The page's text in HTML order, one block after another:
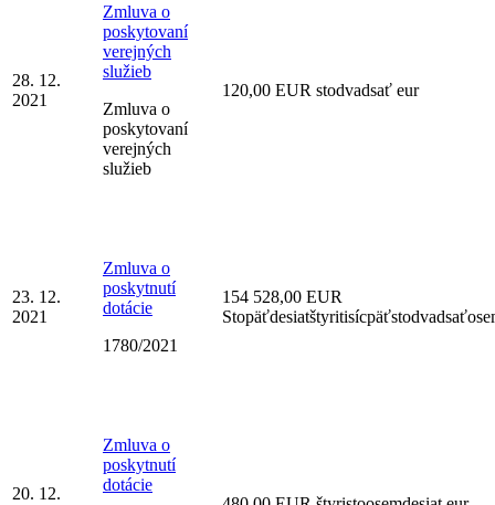
28. 12.
2021
Zmluva o
poskytovaní
verejných
služieb
Zmluva o
poskytovaní
verejných
služieb
120,00 EUR stodvadsať eur
23. 12.
2021
Zmluva o
poskytnutí
dotácie
1780/2021
154 528,00 EUR
20. 12.
Zmluva o
poskytnutí
dotácie